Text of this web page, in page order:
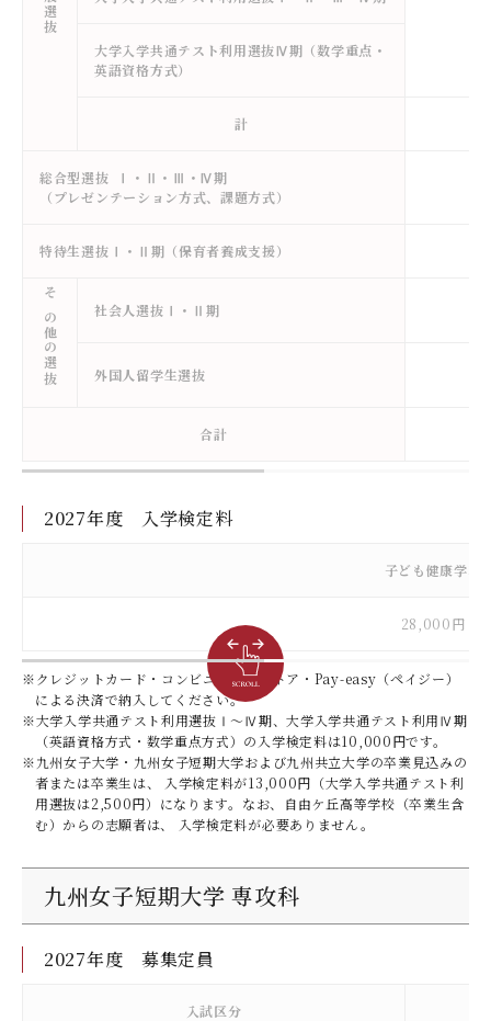
大学入学共通テスト利用選抜Ⅳ期（数学重点・
英語資格方式）
計
総合型選抜 Ⅰ・Ⅱ・Ⅲ・Ⅳ期
（プレゼンテーション方式、課題方式）
特待生選抜Ⅰ・Ⅱ期（保育者養成支援）
その他の選抜 社会人選抜Ⅰ・Ⅱ期
外国人留学生選抜
合計
2027年度 入学検定料
子ども健康学科
28,000円
※クレジットカード・コンビニエンスストア・Pay-easy（ペイジー）
による決済で納入してください。
※大学入学共通テスト利用選抜Ⅰ～Ⅳ期、大学入学共通テスト利用Ⅳ期
（英語資格方式・数学重点方式）の入学検定料は10,000円です。
※九州女子大学・九州女子短期大学および九州共立大学の卒業見込みの
者または卒業生は、 入学検定料が13,000円（大学入学共通テスト利
用選抜は2,500円）になります。なお、自由ケ丘高等学校（卒業生含
む）からの志願者は、 入学検定料が必要ありません。
九州女子短期大学 専攻科
2027年度 募集定員
入試区分